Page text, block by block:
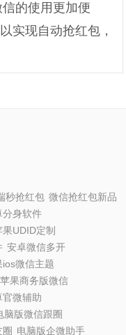
的使用更加便
实现自动抢红包，
秒抢红包 微信抢红包新品
分身软件
果UDID定制
安卓微信多开
ios微信主题
苹果商务版微信
官微辅助
脑版微信跟圈
电脑版企微助手